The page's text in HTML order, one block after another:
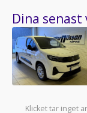
Dina
Klicket tar inget